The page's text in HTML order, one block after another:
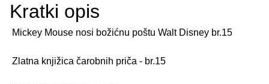
Kratki opis
Mickey Mouse nosi božićnu poštu Walt Disney br.15
Zlatna knjižica čarobnih priča - br.15